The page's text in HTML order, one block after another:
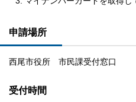
申請場所
西尾市役所 市民課受付窓口
受付時間